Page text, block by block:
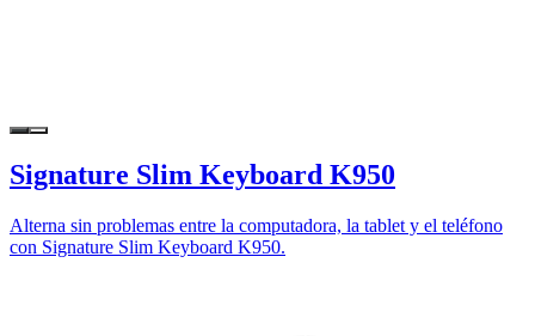
Signature Slim Keyboard K950
Alterna sin problemas entre la computadora, la tablet y el teléfono
con Signature Slim Keyboard K950.